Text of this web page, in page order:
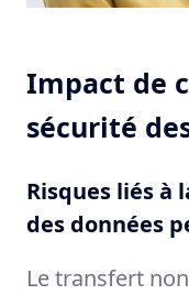
Impact de
sécurité
Risques liés à
des données
Le transfert